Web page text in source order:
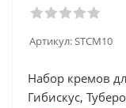
Артикул:STCM10
Набор кремов
Гибискус,